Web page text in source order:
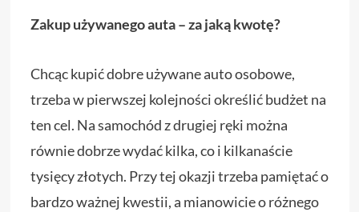
Zakup używanego auta – za jaką kwotę?
Chcąc kupić dobre używane auto osobowe,
trzeba w pierwszej kolejności określić budżet na
ten cel. Na samochód z drugiej ręki można
równie dobrze wydać kilka, co i kilkanaście
tysięcy złotych. Przy tej okazji trzeba pamiętać o
bardzo ważnej kwestii, a mianowicie o różnego